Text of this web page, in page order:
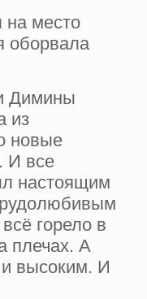
место
оборвала
Димины
из
новые
И все
настоящим
горело в
плечах. А
высоким. И